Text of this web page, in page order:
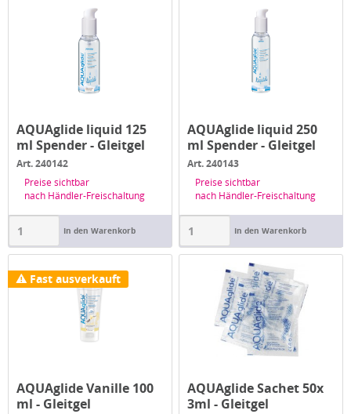
AQUAglide liquid 125
ml Spender - Gleitgel
Art. 240142
Preise sichtbar
nach Händler-Freischaltung
In den Warenkorb
AQUAglide liquid 250
ml Spender - Gleitgel
Art. 240143
Preise sichtbar
nach Händler-Freischaltung
In den Warenkorb
Fast ausverkauft
AQUAglide Vanille 100
ml - Gleitgel
AQUAglide Sachet 50x
3ml - Gleitgel